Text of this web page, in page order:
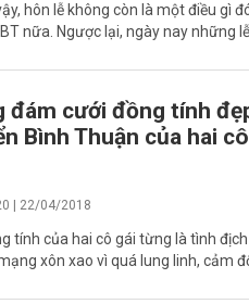
hôn lễ không còn là một điều gì
nữa. Ngược lại, ngày nay những lễ
đám cưới đồng tính
Bình Thuận của hai
| 22/04/2018
tính của hai cô gái từng là tình
xôn xao vì quá lung linh, cảm